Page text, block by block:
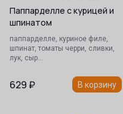
Паппарделле с курицей и
шпинатом
паппарделле, куриное филе,
шпинат, томаты черри, сливки,
лук, сыр…
629 ₽ В корзину